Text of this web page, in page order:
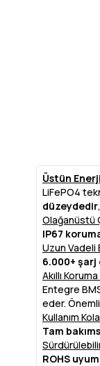
Üstün
LiFePO4
düzeydedir
Olağanüstü
IP67 koruma
Uzun Vadeli
6.000+
Akıllı
Entegre
eder.
Kullanım
Tam
ROHS